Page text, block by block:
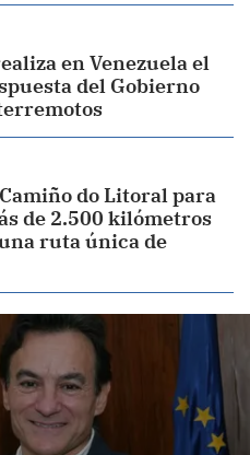
en Venezuela el
del Gobierno
do Litoral para
de 2.500 kilómetros
ruta única de